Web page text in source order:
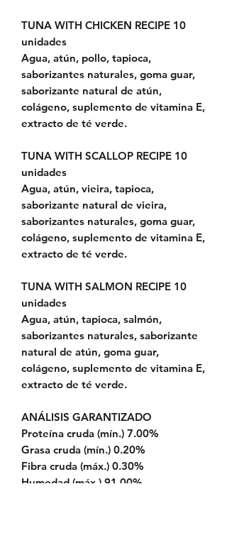
TUNA WITH CHICKEN RECIPE 10
unidades
Agua, atún, pollo, tapioca,
saborizantes naturales, goma guar,
saborizante natural de atún,
colágeno, suplemento de vitamina E,
extracto de té verde.
TUNA WITH SCALLOP RECIPE 10
unidades
Agua, atún, vieira, tapioca,
saborizante natural de vieira,
saborizantes naturales, goma guar,
colágeno, suplemento de vitamina E,
extracto de té verde.
TUNA WITH SALMON RECIPE 10
unidades
Agua, atún, tapioca, salmón,
saborizantes naturales, saborizante
natural de atún, goma guar,
colágeno, suplemento de vitamina E,
extracto de té verde.
ANÁLISIS GARANTIZADO
Proteína cruda (mín.) 7.00%
Grasa cruda (mín.) 0.20%
Fibra cruda (máx.) 0.30%
Humedad (máx.) 91.00%